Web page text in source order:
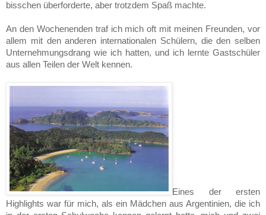
bisschen überforderte, aber trotzdem Spaß machte.
An den Wochenenden traf ich mich oft mit meinen Freunden, vor
allem mit den anderen internationalen Schülern, die den selben
Unternehmungsdrang wie ich hatten, und ich lernte Gastschüler
aus allen Teilen der Welt kennen.
Eines der ersten
Highlights war für mich, als ein Mädchen aus Argentinien, die ich